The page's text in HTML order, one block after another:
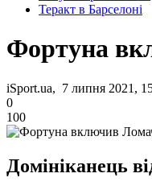
Теракт в Барселоні
Фортуна
iSport.ua, 7 липня 2021,
0
100
Домініканець